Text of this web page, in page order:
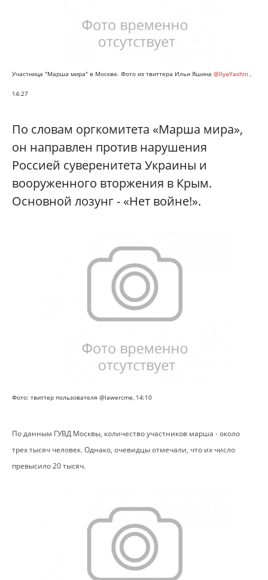
Участница "Марша мира" в Москве. Фото из твиттера Ильи Яшина @IlyaYashin ,
14:27
По словам оргкомитета «Марша мира»,
он направлен против нарушения
Россией суверенитета Украины и
вооруженного вторжения в Крым.
Основной лозунг - «Нет войне!».
Фото: твиттер пользователя @lawercme, 14:10
По данным ГУВД Москвы, количество участников марша - около
трех тысяч человек. Однако, очевидцы отмечали, что их число
превысило 20 тысяч.